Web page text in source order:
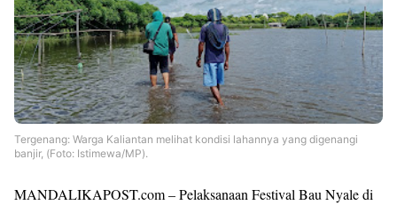
Tergenang: Warga Kaliantan melihat kondisi lahannya yang digenangi
banjir, (Foto: Istimewa/MP).
MANDALIKAPOST.com – Pelaksanaan Festival Bau Nyale di